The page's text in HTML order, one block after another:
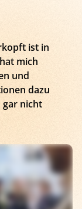
in einem
sind. Das zu
mal wichtig.
Partner an der